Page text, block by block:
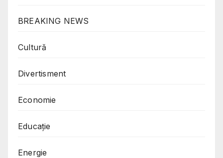
BREAKING NEWS
Cultură
Divertisment
Economie
Educație
Energie